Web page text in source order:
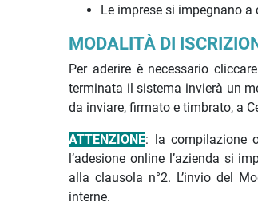
Le imprese si impegnano
MODALITÀ DI
Per aderire è necessario
terminata il sistema invierà un
da inviare, firmato e timbrato, a
ATTENZIONE: la compilazione
l’adesione online l’azienda si
alla clausola n°2. L’invio del
interne.